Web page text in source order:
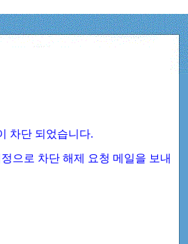
차단 되었습니다.
으로 차단 해제 요청 메일을 보내